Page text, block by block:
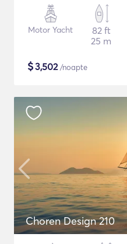
Motor Yacht
82 ft
25 m
$3,502/noapte
Choren Design 210